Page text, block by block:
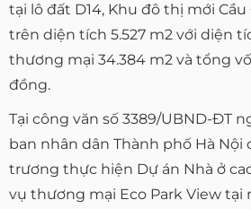
tại lô đất D14, Khu đô thị mới
trên diện tích 5.527 m2 với diện
thương mại 34.384 m2 và tổng
đồng.
Tại công văn số 3389/UBND-ĐT
ban nhân dân Thành phố Hà Nội
trương thực hiện Dự án Nhà ở
vụ thương mại Eco Park View tại